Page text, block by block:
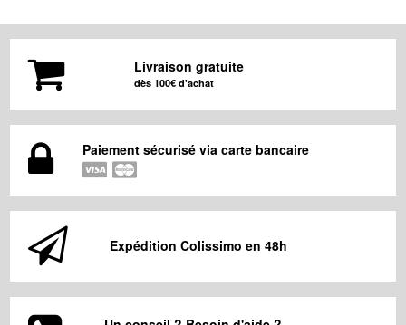
Livraison gratuite
dès 100€ d'achat
Paiement sécurisé via carte bancaire
Expédition Colissimo en 48h